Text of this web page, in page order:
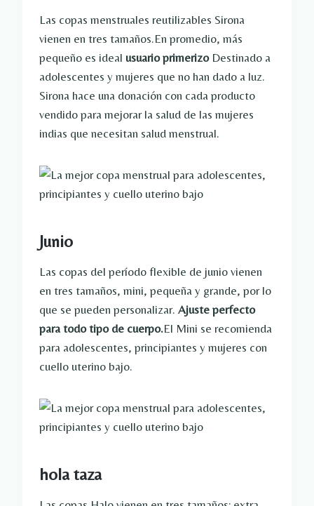
Las copas menstruales reutilizables Sirona
vienen en tres tamaños.En promedio, más
pequeño es ideal usuario primerizoDestinado a
adolescentes y mujeres que no han dado a luz.
Sirona hace una donación con cada producto
vendido para mejorar la salud de las mujeres
indias que necesitan salud menstrual.
Junio
Las copas del período flexible de junio vienen
en tres tamaños, mini, pequeña y grande, por lo
que se pueden personalizar. Ajuste perfecto
para todo tipo de cuerpo.El Mini se recomienda
para adolescentes, principiantes y mujeres con
cuello uterino bajo.
hola taza